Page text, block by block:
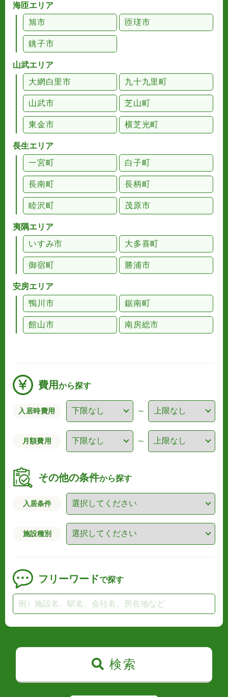
海匝エリア
旭市
匝瑳市
銚子市
山武エリア
大網白里市
九十九里町
山武市 芝山町
東金市 横芝光町
長生エリア
一宮町
白子町
長南町 長柄町
睦沢町 茂原市
夷隅エリア
いすみ市
大多喜町
御宿町 勝浦市
安房エリア
鴨川市
鋸南町
館山市 南房総市
費用から探す
入居時費用 ～
月額費用 ～
その他の条件から探す
入居条件
施設種別
フリーワードで探す
検索